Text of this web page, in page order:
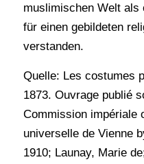
muslimischen Welt als
für einen gebildeten
verstanden.
Quelle: Les costumes
1873. Ouvrage publié
Commission impériale
universelle de Vienne
1910; Launay, Marie